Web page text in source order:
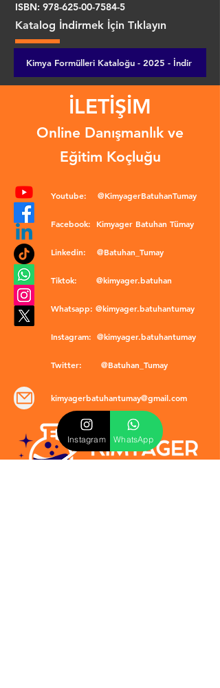
ISBN: 978-625-00-7584-5
Katalog İndirmek İçin Tıklayın
Kimya Formülleri Kataloğu - 2025 - İndir
İLETİŞİM
Online Danışmanlık ve
Eğitim Koçluğu
Youtube: @KimyagerBatuhanTumay
Facebook: Kimyager Batuhan Tümay
Linkedin: @Batuhan_Tumay
Tiktok: @kimyager.batuhan
Whatsapp: @kimyager.batuhantumay
Instagram: @kimyager.batuhantumay
Twitter: @Batuhan_Tumay
kimyagerbatuhantumay@gmail.com
Instagram WhatsApp